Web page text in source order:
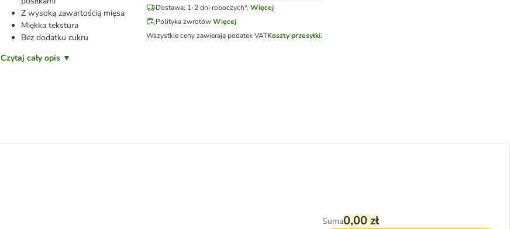
Z wysoką zawartością mięsa
Miękka tekstura
Bez dodatku cukru
Czytaj cały opis ▼
Dostawa: 1-2 dni roboczych*. Więcej
Polityka zwrotówWięcej
Wszystkie ceny zawierają podatek VATKoszty przesyłki.
Suma0,00 zł